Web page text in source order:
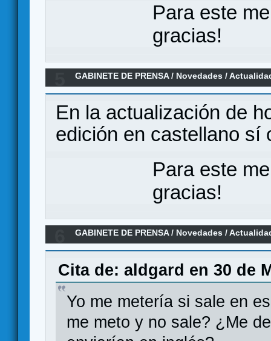
Para este
gracias!
GABINETE DE PRENSA/ Novedades /
En la actualización de
edición en castellano sí
Para este
gracias!
GABINETE DE PRENSA/ Novedades /
Cita de: aldgard en 30 de
Yo me metería si sale en
me meto y no sale? ¿Me